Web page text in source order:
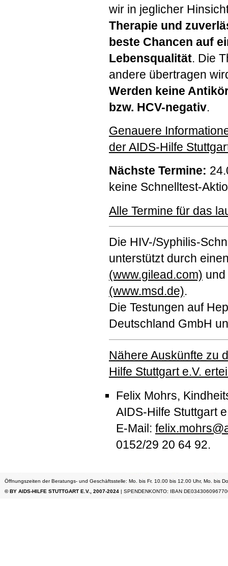
wir in jeglicher
Therapie und
beste Chancen auf
Lebensqualität. Die
andere übertragen
Werden keine
bzw. HCV-negativ.
Genauere
derAIDS-Hilfe
Nächste Termine:
keine Schnelltest-
Alle Termine für das
Die HIV-/Syphilis-
unterstützt durch
(www.gilead.com)
(www.msd.de).
Die Testungen auf
Deutschland GmbH
Nähere Auskünfte zu
Hilfe Stuttgart e.V.
Felix Mohrs,
AIDS-Hilfe Stuttgart
E-Mail:
0152/29 20 64 92.
Öffnungszeiten der Beratungs- und Geschäftsstelle: Mo. bis Fr. 10.00 bis 12.00 Uhr, Mo. bis
© BY AIDS-HILFE STUTTGART E.V., 2007-2024 | SPENDENKONTO: IBAN